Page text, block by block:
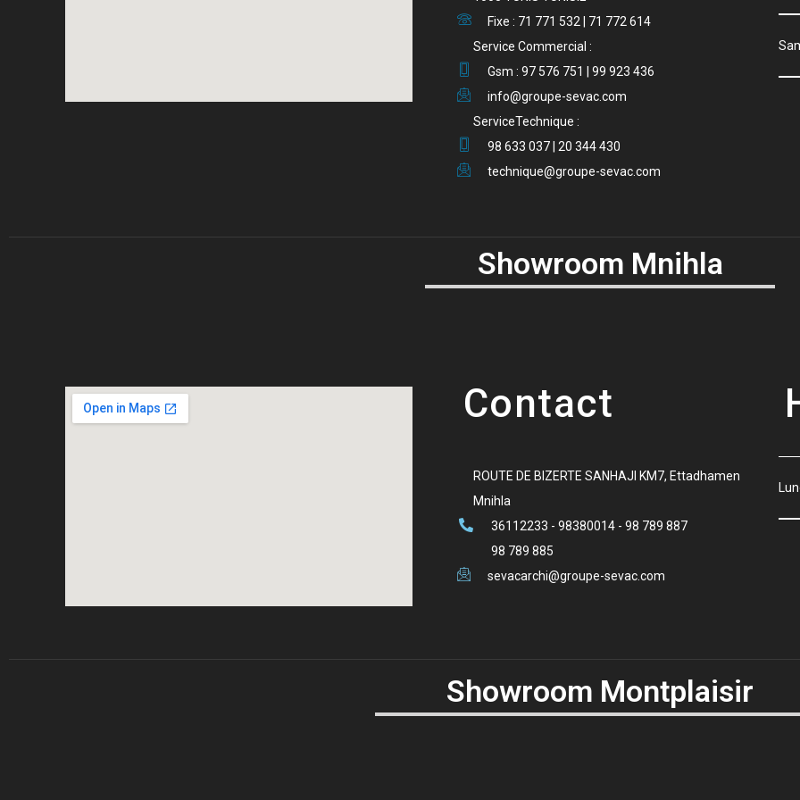
Fixe : 71 771 532 | 71 772 614
Service Commercial :
Gsm : 97 576 751 | 99 923 436
info@groupe-sevac.com
ServiceTechnique :
98 633 037 | 20 344 430
technique@groupe-sevac.com
Showroom Mnihla
Contact
ROUTE DE BIZERTE SANHAJI KM7, Ettadhamen
Mnihla
36112233 - 98380014 - 98 789 887
98 789 885
sevacarchi@groupe-sevac.com
Showroom Montplaisir